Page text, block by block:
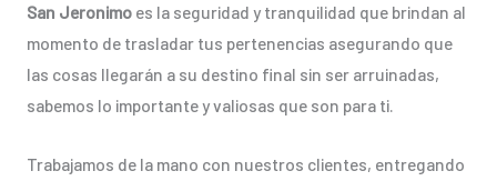
San Jeronimoes la seguridad y tranquilidad que brindan al
momento de trasladar tus pertenencias asegurando que
las cosas llegarán a su destino final sin ser arruinadas,
sabemos lo importante y valiosas que son para ti.
Trabajamos de la mano con nuestros clientes, entregando